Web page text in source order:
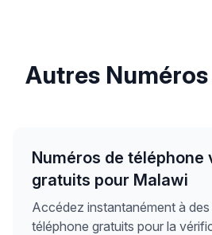
Autres
Numéros de téléphone
gratuits pour Malawi
Accédez instantanément à
téléphone gratuits pour la